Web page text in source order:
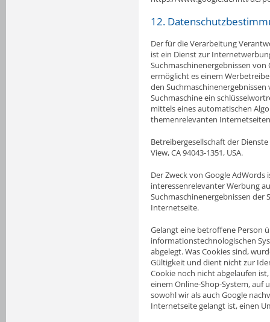
12.
Der für die Verarbeitung
ist ein Dienst zur
Suchmaschinenergebnissen von
ermöglicht es einem
den
Suchmaschine ein
mittels eines automatischen
themenrelevanten
Betreibergesellschaft der
View, CA 94043-1351, USA.
Der Zweck von Google
interessenrelevanter Werbung
Suchmaschinenergebnissen der
Internetseite.
Gelangt eine betroffene Person
informationstechnologischen
abgelegt. Was Cookies sind,
Gültigkeit und dient nicht zur
Cookie noch nicht abgelaufen
einem Online-Shop-System, auf
sowohl wir als auch Google
Internetseite gelangt ist, einen